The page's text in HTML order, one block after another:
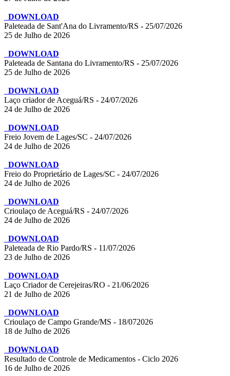
DOWNLOAD
Paleteada de Sant'Ana do Livramento/RS - 25/07/2026
25 de Julho de 2026
DOWNLOAD
Paleteada de Santana do Livramento/RS - 25/07/2026
25 de Julho de 2026
DOWNLOAD
Laço criador de Aceguá/RS - 24/07/2026
24 de Julho de 2026
DOWNLOAD
Freio Jovem de Lages/SC - 24/07/2026
24 de Julho de 2026
DOWNLOAD
Freio do Proprietário de Lages/SC - 24/07/2026
24 de Julho de 2026
DOWNLOAD
Crioulaço de Aceguá/RS - 24/07/2026
24 de Julho de 2026
DOWNLOAD
Paleteada de Rio Pardo/RS - 11/07/2026
23 de Julho de 2026
DOWNLOAD
Laço Criador de Cerejeiras/RO - 21/06/2026
21 de Julho de 2026
DOWNLOAD
Crioulaço de Campo Grande/MS - 18/072026
18 de Julho de 2026
DOWNLOAD
Resultado de Controle de Medicamentos - Ciclo 2026
16 de Julho de 2026